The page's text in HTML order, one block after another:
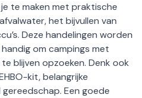
te maken met praktische
het bijvullen van
Deze handelingen worden
om campings met
blijven opzoeken. Denk ook
kit, belangrijke
Een goede